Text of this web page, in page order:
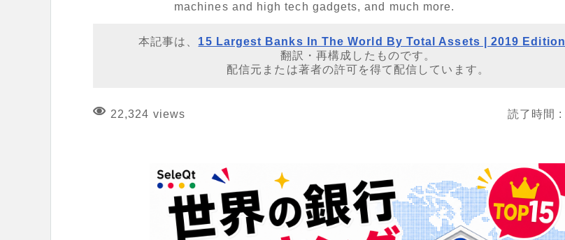
machines and high tech gadgets, and much more.
本記事は、 15 Largest Banks In The World By Total Assets | 2019 Edition
翻訳・再構成したものです。
配信元または著者の許可を得て配信しています。
22,324 views 読了時間 :